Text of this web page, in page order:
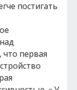
постигать
что первая